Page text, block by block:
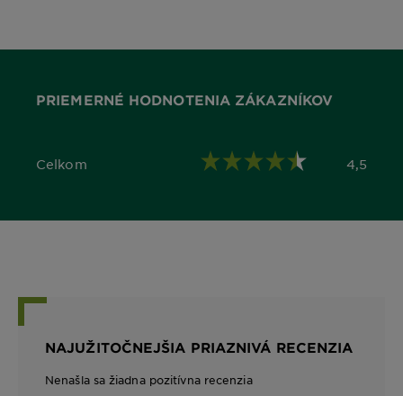
PRIEMERNÉ HODNOTENIA ZÁKAZNÍKOV
Celkom
4,5 out of 5 stars 4,5
NAJUŽITOČNEJŠIA PRIAZNIVÁ RECENZIA
Nenašla sa žiadna pozitívna recenzia